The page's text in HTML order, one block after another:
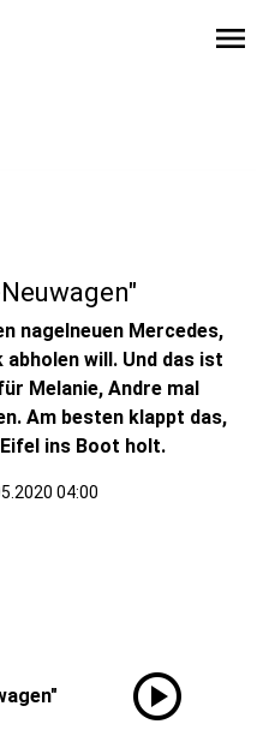
menu
nagelneuen Mercedes,
will. Und das ist
Melanie, Andre mal
Am besten klappt das,
ins Boot holt.
04:00
play_circle